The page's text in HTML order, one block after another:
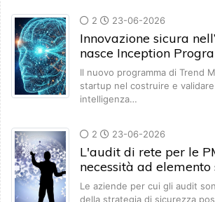
2 23-06-2026
Innovazione sicura
nasce Inception
Il nuovo programma di Trend
startup nel costruire e
intelligenza…
2 23-06-2026
L'audit di rete per le
necessità ad
Le aziende per cui gli audit
della strategia di sicurezza